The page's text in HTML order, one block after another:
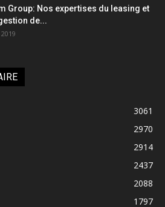
Group: Nos expertises du leasing et
de...
3061
2970
2914
2437
2088
1797